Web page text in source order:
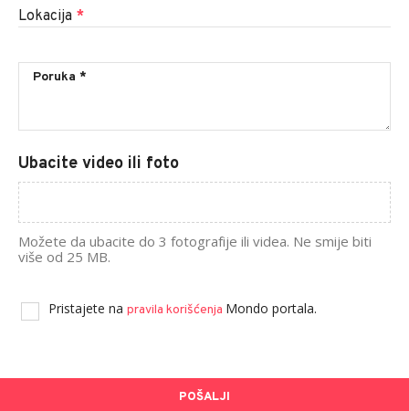
Lokacija *
Ubacite video ili foto
Možete da ubacite do 3 fotografije ili videa. Ne smije biti
više od 25 MB.
Pristajete na pravila korišćenja Mondo portala.
POŠALJI